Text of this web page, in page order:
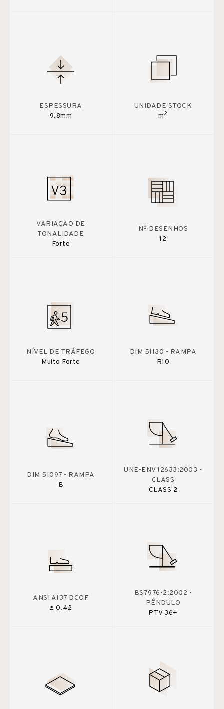
ESPESSURA
9.8mm
UNIDADE STOCK
m2
VARIAÇÃO DE
TONALIDADE
Forte
Nº DESENHOS
12
NÍVEL DE TRÁFEGO
Muito Forte
DIM 51130 - RAMPA
R10
DIM 51097 - RAMPA
B
UNE-ENV 12633:2003 -
CLASS
CLASS 2
ANSI A137 DCOF
≥ 0.42
BS7976-2:2002 -
PÊNDULO
PTV 36+